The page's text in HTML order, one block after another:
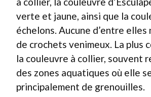
verte et jaune, ainsi que la
échelons. Aucune d’entre elles
de crochets venimeux. La plus
la couleuvre à collier, souvent
des zones aquatiques où elle
principalement de grenouilles.